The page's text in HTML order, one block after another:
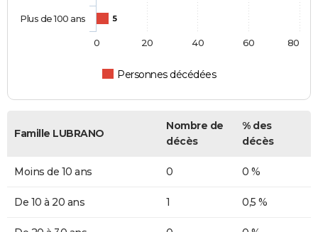
5
Personnes décédées
Plus de 100 ans
0 20 40 60 80
Famille LUBRANO
Nombre de
décès
% des
décès
Moins de 10 ans 0 0 %
De 10 à 20 ans 1 0,5 %